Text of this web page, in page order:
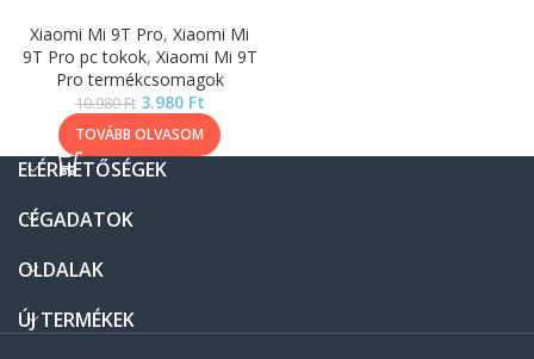
Xiaomi Mi 9T Pro, Xiaomi Mi
9T Pro pc tokok, Xiaomi Mi 9T
Pro termékcsomagok
10.980Ft 3.980 Ft
TOVÁBB OLVASOM
ELÉRHETŐSÉGEK
CÉGADATOK
OLDALAK
ÚJ TERMÉKEK